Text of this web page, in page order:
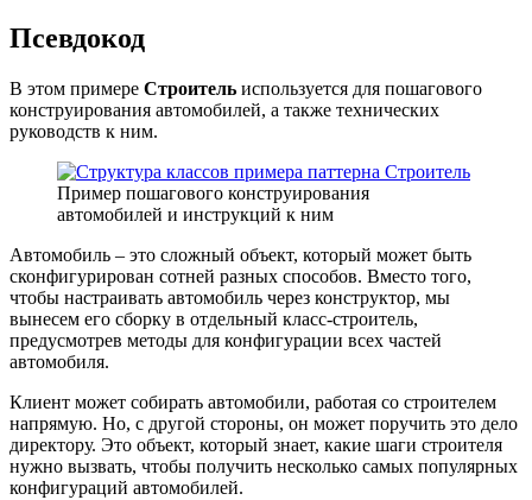
Псевдокод
В этом примере Строитель используется для пошагового
конструирования автомобилей, а также технических
руководств к ним.
Пример пошагового конструирования
автомобилей и инструкций к ним
Автомобиль – это сложный объект, который может быть
сконфигурирован сотней разных способов. Вместо того,
чтобы настраивать автомобиль через конструктор, мы
вынесем его сборку в отдельный класс-строитель,
предусмотрев методы для конфигурации всех частей
автомобиля.
Клиент может собирать автомобили, работая со строителем
напрямую. Но, с другой стороны, он может поручить это дело
директору. Это объект, который знает, какие шаги строителя
нужно вызвать, чтобы получить несколько самых популярных
конфигураций автомобилей.